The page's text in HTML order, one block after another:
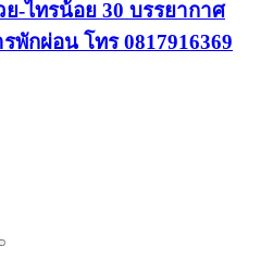
-ไทรน้อย 30 บรรยากาศ
พักผ่อน โทร 0817916369